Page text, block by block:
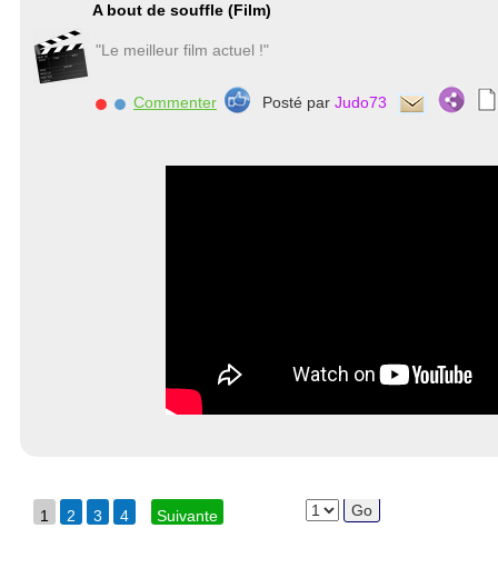
A bout de souffle (Film)
"Le meilleur film actuel !"
Commenter Posté par Judo73
1 2 3 4 Suivante